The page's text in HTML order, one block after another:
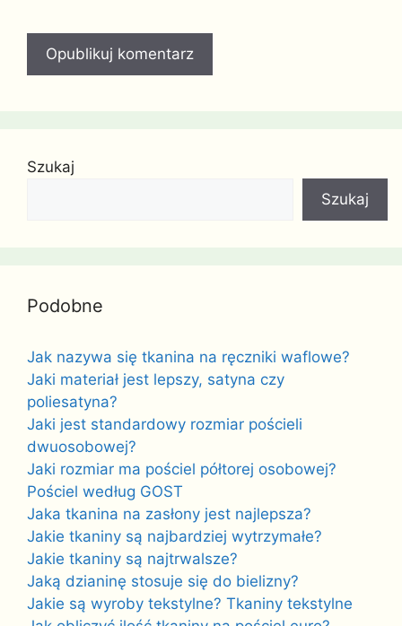
Szukaj
Szukaj
Podobne
Jak nazywa się tkanina na ręczniki waflowe?
Jaki materiał jest lepszy, satyna czy
poliesatyna?
Jaki jest standardowy rozmiar pościeli
dwuosobowej?
Jaki rozmiar ma pościel półtorej osobowej?
Pościel według GOST
Jaka tkanina na zasłony jest najlepsza?
Jakie tkaniny są najbardziej wytrzymałe?
Jakie tkaniny są najtrwalsze?
Jaką dzianinę stosuje się do bielizny?
Jakie są wyroby tekstylne? Tkaniny tekstylne